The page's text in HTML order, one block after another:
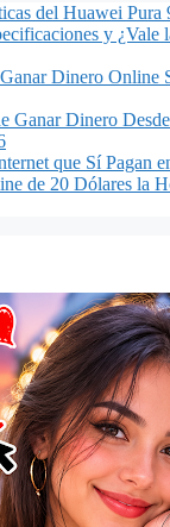
del Huawei Pura
y ¿Vale
Dinero Online
Ganar Dinero
que Sí Pagan
de 20 Dólares la